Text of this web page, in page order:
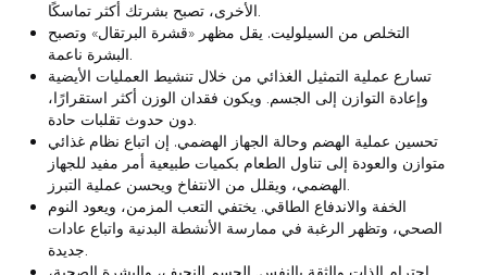
الأخرى، تصبح بشرتك أكثر تماسكًا.
التخلص من السيلوليت. يقل مظهر «قشرة البرتقال» وتصبح
البشرة ناعمة.
تسارع عملية التمثيل الغذائي من خلال تنشيط العمليات الأيضية
وإعادة التوازن إلى الجسم. ويكون فقدان الوزن أكثر استقرارًا،
دون حدوث تقلبات حادة.
تحسين عملية الهضم وحالة الجهاز الهضمي. إن اتباع نظام غذائي
متوازن والعودة إلى تناول الطعام بكميات طبيعية أمر مفيد للجهاز
الهضمي، ويقلل من الانتفاخ ويحسن عملية التبرز.
الخفة والاندفاع الطاقي. يختفي التعب المزمن، ويعود النوم
الصحي، وتظهر الرغبة في ممارسة الأنشطة البدنية واتباع عادات
جديدة.